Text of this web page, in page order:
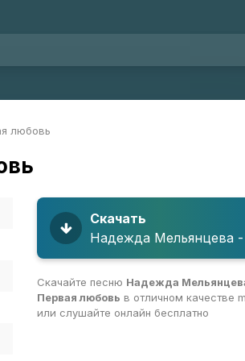
любовь
Скачать
Скачайте песню Надежда
Первая любовь в отличном качестве
или слушайте онлайн бесплатно